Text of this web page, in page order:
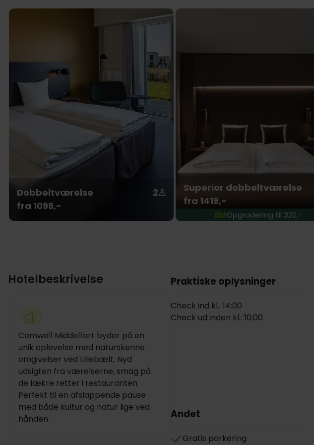
Dobbeltværelse
2
fra 1099,-
Superior dobbeltværelse
fra 1419,-
Opgradering til 320,-
Hotelbeskrivelse
Comwell Middelfart byder på en
unik oplevelse med naturskønne
omgivelser ved Lillebælt. Nyd
udsigten fra værelserne, smag på
de lækre retter i restauranten.
Perfekt til en afslappende pause
med både kultur og natur lige ved
hånden.
Praktiske oplysninger
Check ind kl.: 14:00
Check ud inden kl.: 10:00
Andet
Gratis parkering